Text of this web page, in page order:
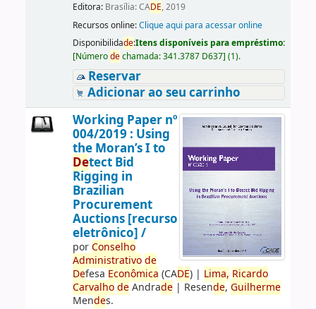
Editora: Brasília: CADE, 2019
Recursos online:Clique aqui para acessar online
Disponibilidade:Itens disponíveis para empréstimo:
[Númerodechamada:341.3787 D637] (1).
Reservar
Adicionar ao seu carrinho
Working Paper nº
004/2019 : Using
the Moran’s I to
Detect Bid
Rigging in
Brazilian
Procurement
Auctions [recurso
eletrônico] /
porConselho
Administrativo de
Defesa Econômica (CADE)| Lima, Ricardo
Carvalho deAndrade| Resende, Guilherme
Mendes.